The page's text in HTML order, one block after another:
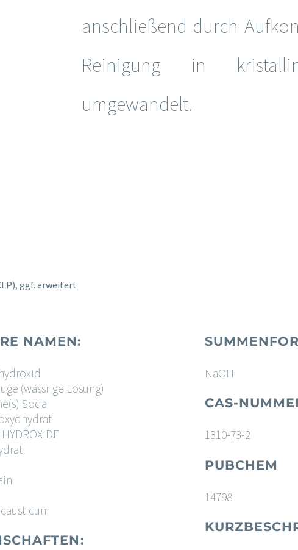
anschließend durch
Reinigung in
umgewandelt.
ggf. erweitert
NAMEN:
(wässrige Lösung)
Soda
NaOH
CAS-
1310-73-2
PUBCHEM
14798